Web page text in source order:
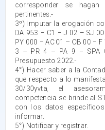
corresponder se hagan
pertinentes.-
3º) Imputar la erogación
DA 953 – C1 – J 02 – SJ
PY 000 – AC 01 – OB 00 – F
3 – PR 4 – PA 9 – SPA
Presupuesto 2022.-
4°) Hacer saber a la
que respecto a lo
30/30yvta, el
competencia se brinde al
con los datos
informar.
5°) Notificar y registrar.